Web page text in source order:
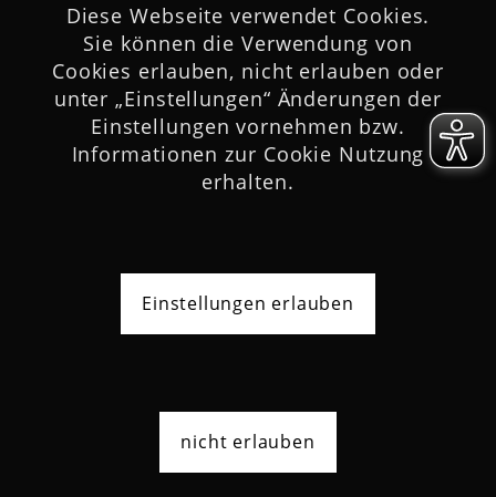
Diese Webseite verwendet Cookies.
Sie können die Verwendung von
Cookies erlauben, nicht erlauben oder
unter „Einstellungen“ Änderungen der
Einstellungen vornehmen bzw.
Informationen zur Cookie Nutzung
erhalten.
Einstellungen erlauben
nicht erlauben